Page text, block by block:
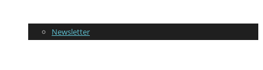
Newsletter